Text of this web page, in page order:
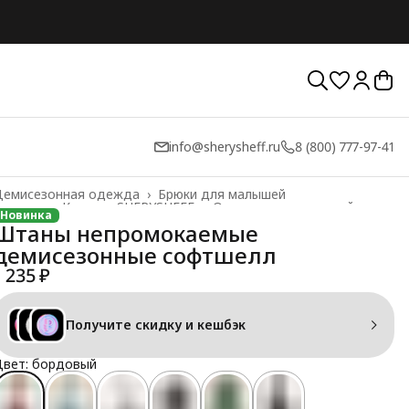
info@sherysheff.ru 8 (800) 777-97-41
Брюки для малышей
одежда ›
Одежда для малышей
Каталог SHERYSHEFF ›
›
Новинка
непромокаемые
софтшелл
235 ₽
Получите скидку и кешбэк
бордовый